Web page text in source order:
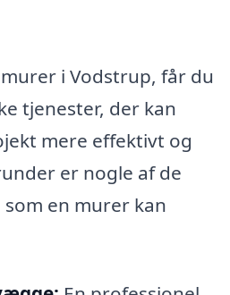
i Vodstrup, får du
tjenester, der kan
mere effektivt og
er nogle af de
en murer kan